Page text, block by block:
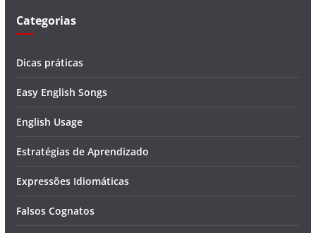
Categorias
Dicas práticas
Easy English Songs
English Usage
Estratégias de Aprendizado
Expressões Idiomáticas
Falsos Cognatos